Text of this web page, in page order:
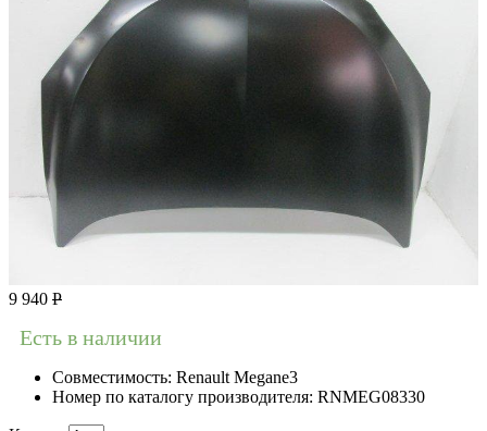
9 940 Р
Есть в наличии
Совместимость: Renault Megane3
Номер по каталогу производителя: RNMEG08330